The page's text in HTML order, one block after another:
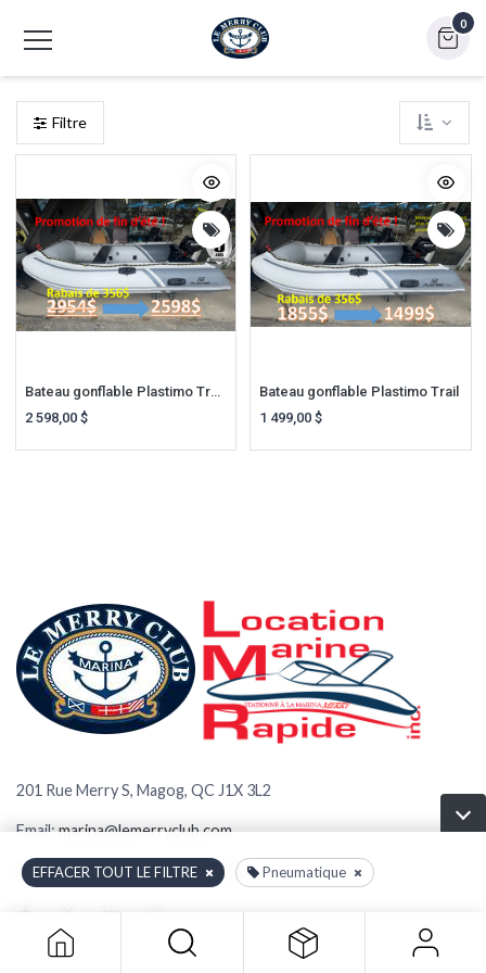
0
EFFACER TOUT LE FILTRE Pneumatique
Filtre
Bateau gonflable Plastimo Trail avec moteur Suzuki 2,5hp
2 598,00$
Bateau gonflable Plastimo Trail
1 499,00 $
201 Rue Merry S, Magog, QC J1X 3L2
Email:marina@lemerryclub.com
Appelez-nous:+1 (819) 843-2728